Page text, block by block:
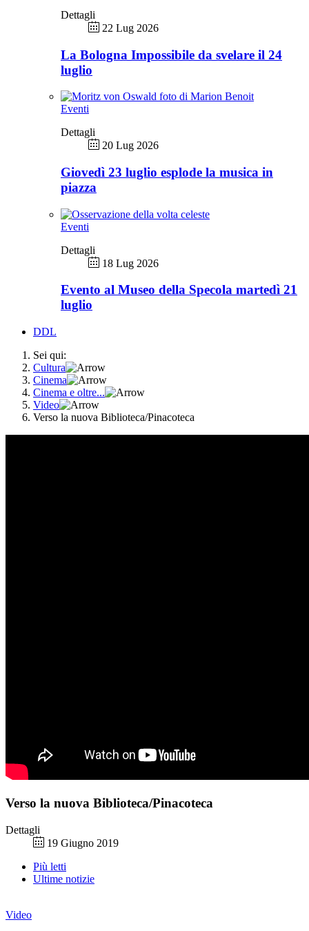
Dettagli
22 Lug 2026
La Bologna Impossibile da svelare il 24
luglio
Eventi
Dettagli
20 Lug 2026
Giovedì 23 luglio esplode la musica in
piazza
Eventi
Dettagli
18 Lug 2026
Evento al Museo della Specola martedì 21
luglio
DDL
Sei qui:
Cultura
Cinema
Cinema e oltre...
Video
Verso la nuova Biblioteca/Pinacoteca
Verso la nuova Biblioteca/Pinacoteca
Dettagli
19 Giugno 2019
Più letti
Ultime notizie
Video